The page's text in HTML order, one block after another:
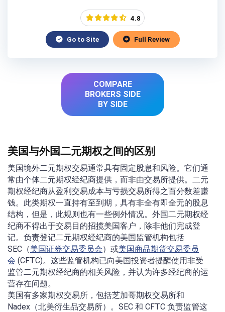
4.8
Go to Site Full Review
COMPARE
BROKERS SIDE
BY SIDE
美国与外国二元期权之间的区别
美国境外二元期权交易通常具有固定股息和风险。它们通
常由个体二元期权经纪商提供，而非由交易所提供。二元
期权经纪商从盈利交易成本与亏损交易所得之百分数差赚
钱。此类期权一直持有至到期，具有非全有即全无的股息
结构，但是，此规则也有一些例外情况。外国二元期权经
纪商不得出于交易目的招揽美国客户，除非他们完成登
记。负责登记二元期权经纪商的美国监管机构包括
SEC（美国证券交易委员会）或美国商品期货交易委员
会 (CFTC)。这些监管机构已向美国投资者提醒使用非受
监管二元期权经纪商的相关风险，并认为许多经纪商的运
营存在问题。
美国有多家期权交易所，包括芝加哥期权交易所和
Nadex（北美衍生品交易所）。SEC 和 CFTC 负责监管这